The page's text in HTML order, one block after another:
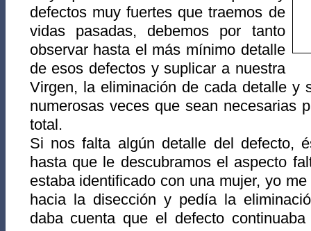
defectos muy fuertes que traemos de
vidas pasadas, debemos por tanto
observar hasta el más mínimo detalle
de esos defectos y suplicar a nuestra
Virgen, la eliminación de cada detalle y
numerosas veces que sean necesarias
total.
Si nos falta algún detalle del defecto,
hasta que le descubramos el aspecto
estaba identificado con una mujer, yo
hacia la disección y pedía la
daba cuenta que el defecto